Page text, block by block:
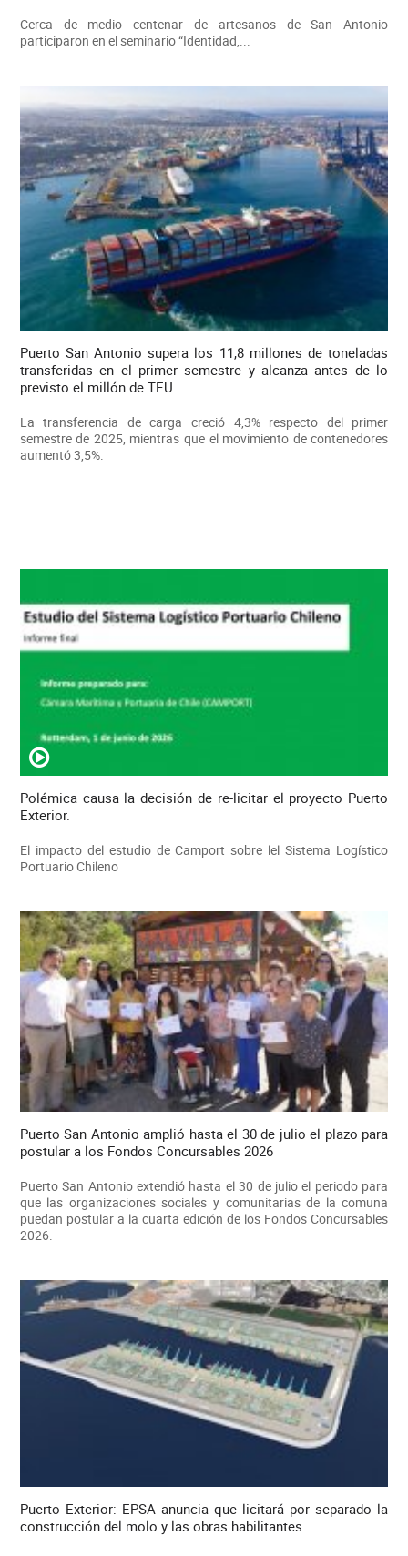
Cerca de medio centenar de artesanos de San Antonio
participaron en el seminario “Identidad,...
Puerto San Antonio supera los 11,8 millones de toneladas
transferidas en el primer semestre y alcanza antes de lo
previsto el millón de TEU
La transferencia de carga creció 4,3% respecto del primer
semestre de 2025, mientras que el movimiento de contenedores
aumentó 3,5%.
Polémica causa la decisión de re-licitar el proyecto Puerto
Exterior.
El impacto del estudio de Camport sobre lel Sistema Logístico
Portuario Chileno
Puerto San Antonio amplió hasta el 30 de julio el plazo para
postular a los Fondos Concursables 2026
Puerto San Antonio extendió hasta el 30 de julio el periodo para
que las organizaciones sociales y comunitarias de la comuna
puedan postular a la cuarta edición de los Fondos Concursables
2026.
Puerto Exterior: EPSA anuncia que licitará por separado la
construcción del molo y las obras habilitantes